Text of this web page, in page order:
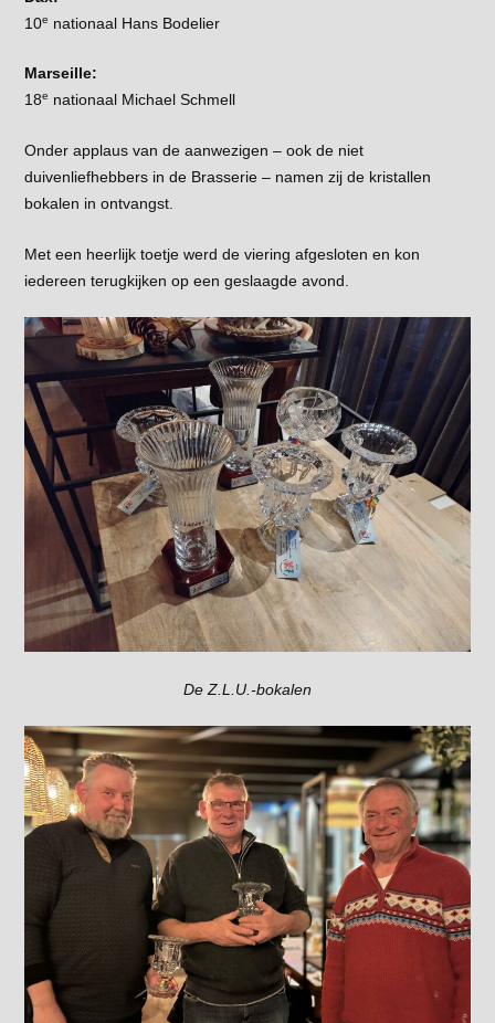
10e nationaal Hans Bodelier
Marseille:
18e nationaal Michael Schmell
Onder applaus van de aanwezigen – ook de niet
duivenliefhebbers in de Brasserie – namen zij de kristallen
bokalen in ontvangst.
Met een heerlijk toetje werd de viering afgesloten en kon
iedereen terugkijken op een geslaagde avond.
De Z.L.U.-bokalen